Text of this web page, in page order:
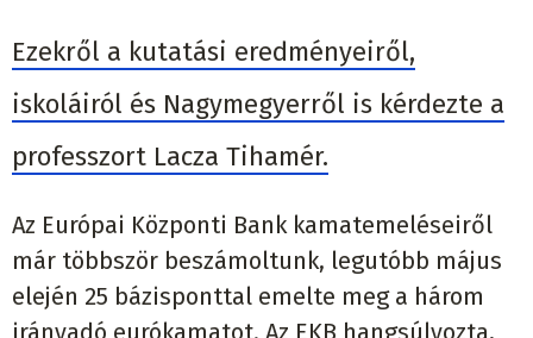
Ezekről a kutatási eredményeiről,
iskoláiról és Nagymegyerről is kérdezte a
professzort Lacza Tihamér.
Az Európai Központi Bank kamatemeléseiről
már többször beszámoltunk, legutóbb május
elején 25 bázisponttal emelte meg a három
irányadó eurókamatot. Az EKB hangsúlyozta,